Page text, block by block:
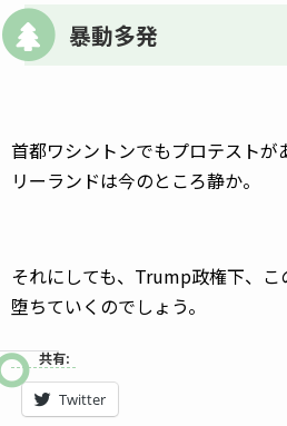
暴動多発
首都ワシントンでもプロテストが
リーランドは今のところ静か。
それにしても、Trump政権下、
堕ちていくのでしょう。
共有:
Twitter